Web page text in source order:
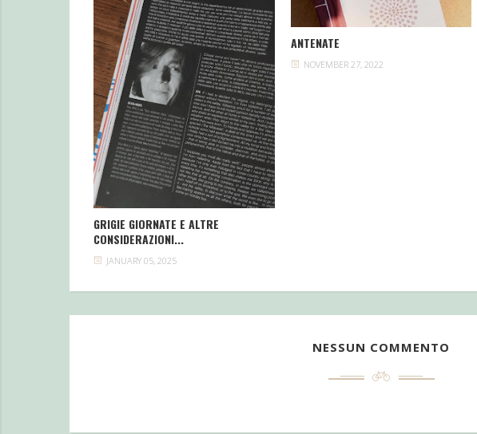
GRIGIE GIORNATE E ALTRE
CONSIDERAZIONI...
JANUARY 05, 2025
ANTENATE
NOVEMBER 27, 2022
NESSUN COMMENTO